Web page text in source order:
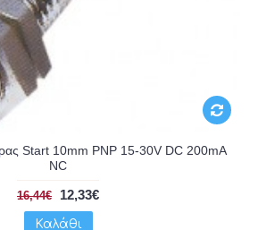
Start 10mm PNP 15-30V DC 200mA
NC
16,44€ 12,33€
Καλάθι